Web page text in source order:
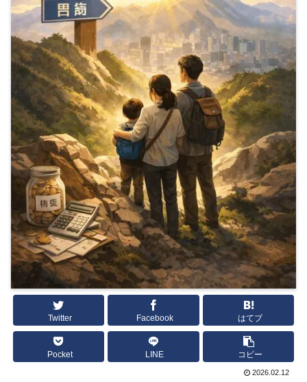
Twitter Facebook はてブ
Pocket LINE コピー
2026.02.12